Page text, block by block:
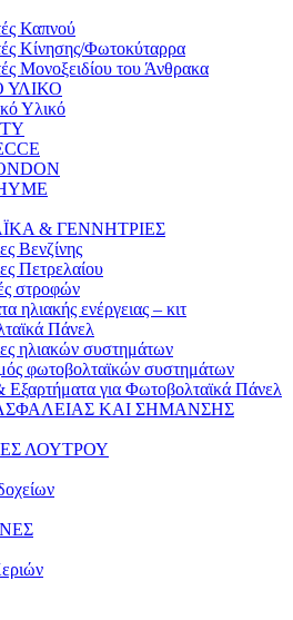
Καπνού
Κίνησης/Φωτοκύταρρα
Μονοξειδίου του Άνθρακα
ΥΛΙΚΟ
Υλικό
& ΓΕΝΝΗΤΡΙΕΣ
Βενζίνης
Πετρελαίου
στροφών
ηλιακής ενέργειας – κιτ
Πάνελ
ηλιακών συστημάτων
φωτοβολταϊκών συστημάτων
Εξαρτήματα για Φωτοβολταϊκά Πάνελ
ΚΑΙ ΣΗΜΑΝΣΗΣ
ΛΟΥΤΡΟΥ